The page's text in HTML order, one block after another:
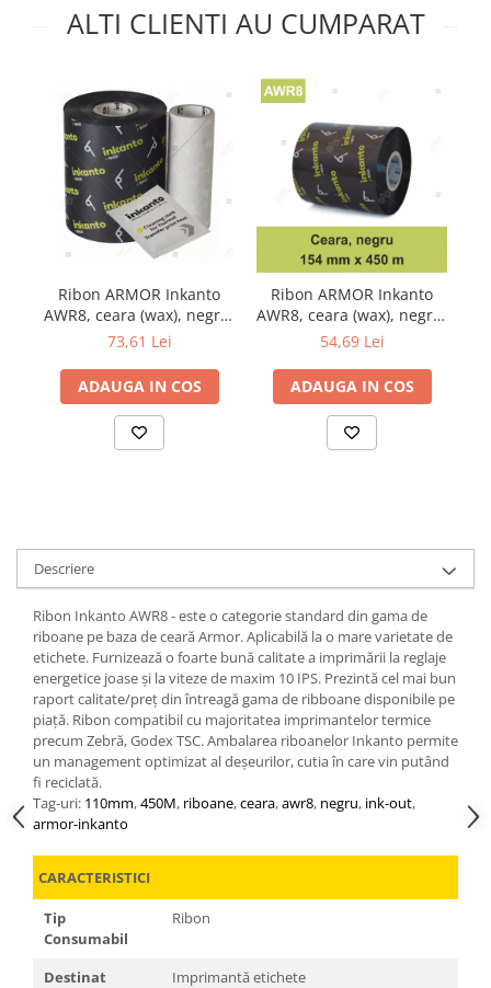
ALTI CLIENTI AU CUMPARAT
Ribon ARMOR Inkanto
AWR8, ceara (wax), negru,
154mmX600M, OUT
73,61 Lei
ADAUGA IN COS
Ribon ARMOR Inkanto
AWR8, ceara (wax), negru,
154mmX450M, OUT
54,69 Lei
ADAUGA IN COS
Descriere
Ribon Inkanto AWR8 - este o categorie standard din gama de
riboane pe baza de ceară Armor. Aplicabilă la o mare varietate de
etichete. Furnizează o foarte bună calitate a imprimării la reglaje
energetice joase și la viteze de maxim 10 IPS. Prezintă cel mai bun
raport calitate/preț din întreagă gama de ribboane disponibile pe
piață. Ribon compatibil cu majoritatea imprimantelor termice
precum Zebră, Godex TSC. Ambalarea riboanelor Inkanto permite
un management optimizat al deșeurilor, cutia în care vin putând
fi reciclată.
Tag-uri: 110mm,450M, riboane,ceara,awr8, negru, ink-out,
armor-inkanto
CARACTERISTICI
Tip
Consumabil
Ribon
Destinat
Imprimantă etichete